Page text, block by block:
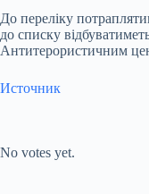
До переліку
до списку
Антитерористичним
Источник
No votes yet.